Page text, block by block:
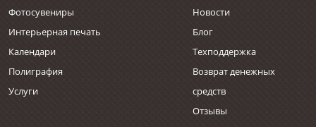
Фотосувениры
Интерьерная печать
Календари
Полиграфия
Услуги
Новости
Блог
Техподдержка
Возврат денежных
средств
Отзывы